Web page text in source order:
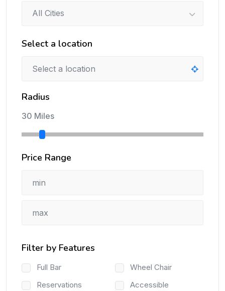
All Cities
Select a location
Radius
30 Miles
Price Range
Filter by Features
Full Bar
Wheel Chair
Reservations
Accessible